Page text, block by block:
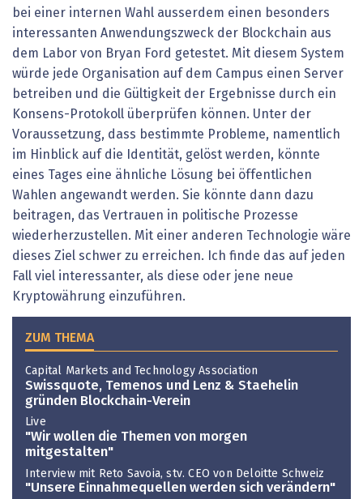
bei einer internen Wahl ausserdem einen besonders
interessanten Anwendungszweck der Blockchain aus
dem Labor von Bryan Ford getestet. Mit diesem System
würde jede Organisation auf dem Campus einen Server
betreiben und die Gültigkeit der Ergebnisse durch ein
Konsens-Protokoll überprüfen können. Unter der
Voraussetzung, dass bestimmte Probleme, namentlich
im Hinblick auf die Identität, gelöst werden, könnte
eines Tages eine ähnliche Lösung bei öffentlichen
Wahlen angewandt werden. Sie könnte dann dazu
beitragen, das Vertrauen in politische Prozesse
wiederherzustellen. Mit einer anderen Technologie wäre
dieses Ziel schwer zu erreichen. Ich finde das auf jeden
Fall viel interessanter, als diese oder jene neue
Kryptowährung einzuführen.
ZUM THEMA
Capital Markets and Technology Association
Swissquote, Temenos und Lenz & Staehelin
gründen Blockchain-Verein
Live
"Wir wollen die Themen von morgen
mitgestalten"
Interview mit Reto Savoia, stv. CEO von Deloitte Schweiz
"Unsere Einnahmequellen werden sich verändern"